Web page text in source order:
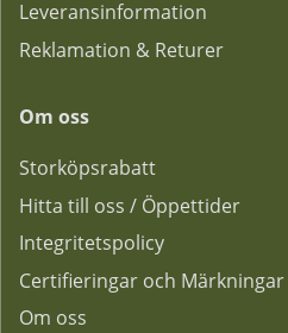
Leveransinformation
Reklamation & Returer
Om oss
Storköpsrabatt
Hitta till oss / Öppettider
Integritetspolicy
Certifieringar och Märkningar
Om oss